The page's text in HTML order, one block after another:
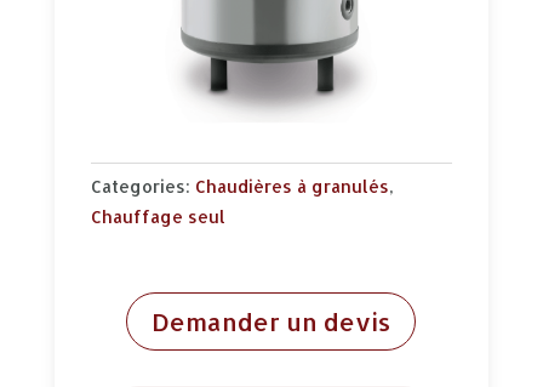
Categories: Chaudières à granulés,
Chauffage seul
Demander un devis